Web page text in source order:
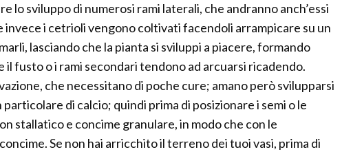
sviluppo di numerosi rami laterali, che andranno anch’essi
invece i cetrioli vengono coltivati facendoli arrampicare su un
lasciando che la pianta si sviluppi a piacere, formando
fusto o i rami secondari tendono ad arcuarsi ricadendo.
che necessitano di poche cure; amano però svilupparsi
di calcio; quindi prima di posizionare i semi o le
stallatico e concime granulare, in modo che con le
Se non hai arricchito il terreno dei tuoi vasi, prima di